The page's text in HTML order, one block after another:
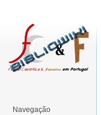
Navegação